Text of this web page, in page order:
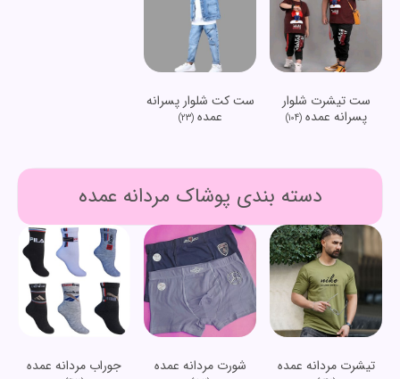
ست تیشرت شلوار
پسرانه عمده(104)
ست کت شلوار پسرانه
عمده(23)
دسته بندی پوشاک مردانه عمده
تیشرت مردانه عمده شورت مردانه عمده جوراب مردانه عمده